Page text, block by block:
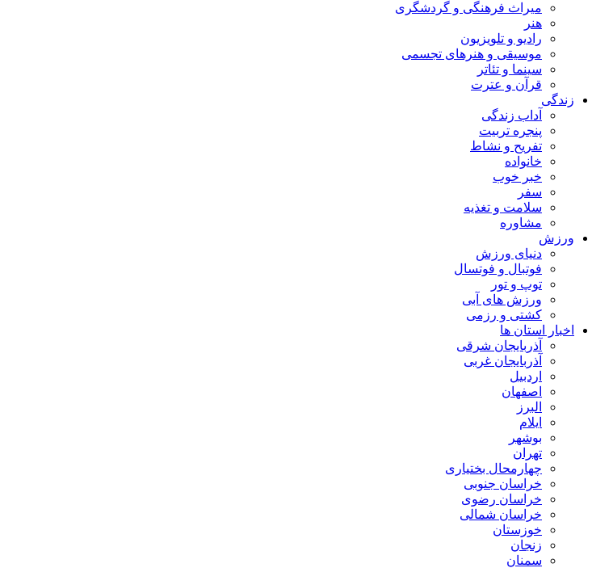
میراث فرهنگی و گردشگری
هنر
رادیو و تلویزیون
موسیقی و هنرهای تجسمی
سینما و تئاتر
قرآن و عترت
زندگی
آداب زندگی
پنجره تربیت
تفریح و نشاط
خانواده
خبر خوب
سفر
سلامت و تغذیه
مشاوره
ورزش
دنیای ورزش
فوتبال و فوتسال
توپ و تور
ورزش های آبی
کشتی و رزمی
اخبار استان ها
آذربایجان شرقی
آذربایجان غربی
اردبیل
اصفهان
البرز
ایلام
بوشهر
تهران
چهارمحال بختیاری
خراسان جنوبی
خراسان رضوی
خراسان شمالی
خوزستان
زنجان
سمنان